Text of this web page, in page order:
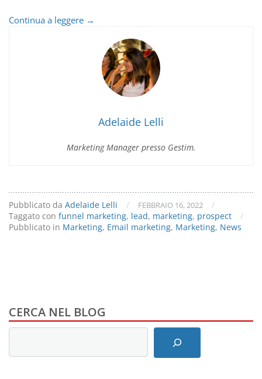
Continua a leggere Funnel
requisito
base
successo
business
→
Adelaide Lelli
Marketing Manager presso Gestim.
Pubblicato da Adelaide Lelli / FEBBRAIO 16, 2022
/
Taggato con funnel marketing, lead, marketing, prospect
/
Pubblicato in Marketing, Email marketing, Marketing, News
CERCA NEL BLOG